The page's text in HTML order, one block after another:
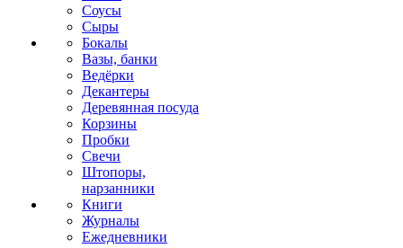
Соусы
Сыры
Бокалы
Вазы, банки
Ведёрки
Декантеры
Деревянная посуда
Корзины
Пробки
Свечи
Штопоры,
нарзанники
Книги
Журналы
Ежедневники